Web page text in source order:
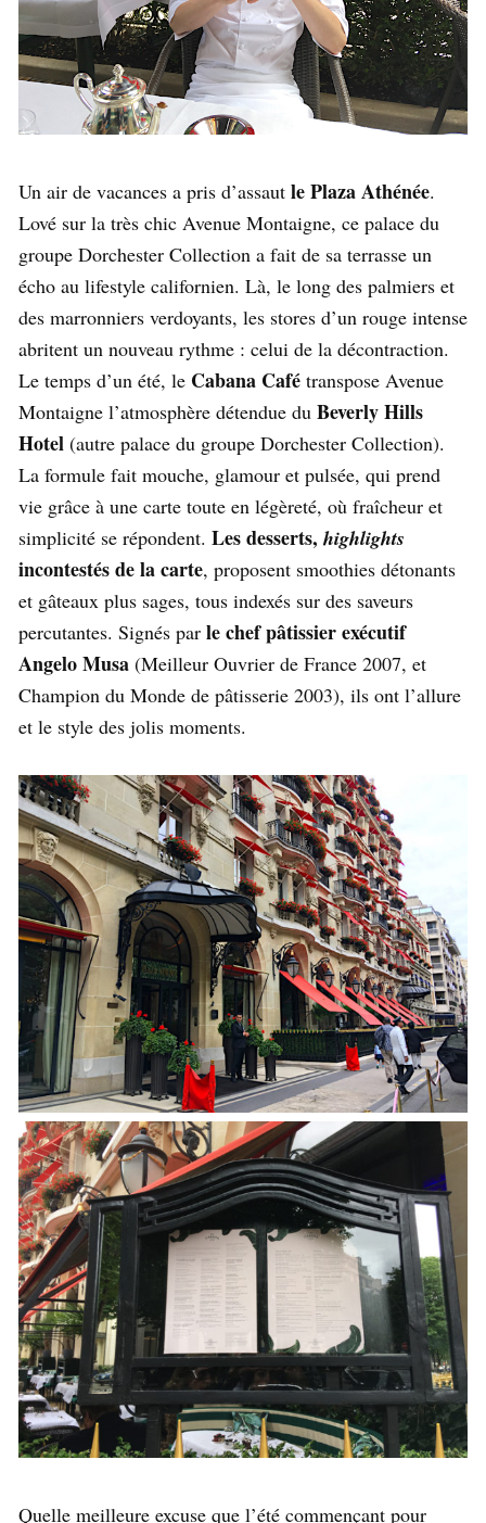
Un air de vacances a pris d’assaut le Plaza Athénée.
Lové sur la très chic Avenue Montaigne, ce palace du
groupe Dorchester Collection a fait de sa terrasse un
écho au lifestyle californien. Là, le long des palmiers et
des marronniers verdoyants, les stores d’un rouge intense
abritent un nouveau rythme : celui de la décontraction.
Le temps d’un été, le Cabana Café transpose Avenue
Montaigne l’atmosphère détendue du Beverly Hills
Hotel (autre palace du groupe Dorchester Collection).
La formule fait mouche, glamour et pulsée, qui prend
vie grâce à une carte toute en légèreté, où fraîcheur et
simplicité se répondent. Les desserts, highlights
incontestés de la carte, proposent smoothies détonants
et gâteaux plus sages, tous indexés sur des saveurs
percutantes. Signés par le chef pâtissier exécutif
Angelo Musa (Meilleur Ouvrier de France 2007, et
Champion du Monde de pâtisserie 2003), ils ont l’allure
et le style des jolis moments.
Quelle meilleure excuse que l’été commençant pour